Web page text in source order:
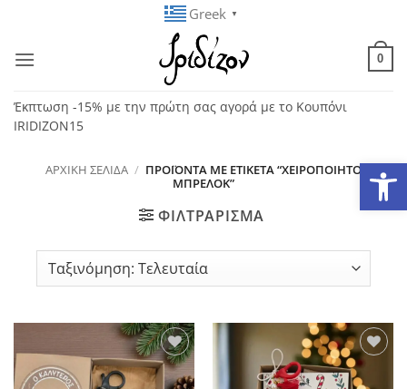
περιεχόμενο
Greek ▼
0
Έκπτωση -15% με την πρώτη σας αγορά με το Κουπόνι
IRIDIZON15
ΑΡΧΙΚΉ ΣΕΛΊΔΑ / ΠΡΟΪΌΝΤΑ ΜΕ ΕΤΙΚΈΤΑ “ΧΕΙΡΟΠΟΊΗΤΟ
ΜΠΡΕΛΌΚ”
ΦΙΛΤΡΆΡΙΣΜΑ
Add to
wishlist
Add to
wishlist